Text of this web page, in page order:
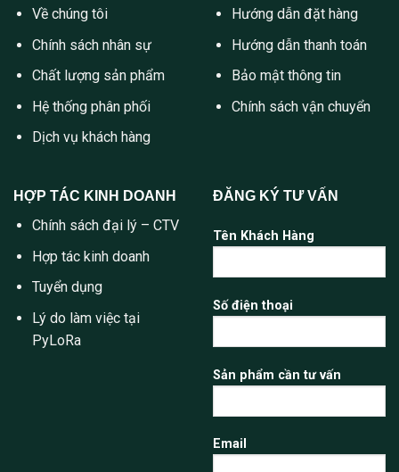
Về chúng tôi
Chính sách nhân sự
Chất lượng sản phẩm
Hệ thống phân phối
Dịch vụ khách hàng
Hướng dẫn đặt hàng
Hướng dẫn thanh toán
Bảo mật thông tin
Chính sách vận chuyển
HỢP TÁC KINH DOANH
Chính sách đại lý – CTV
Hợp tác kinh doanh
Tuyển dụng
Lý do làm việc tại
PyLoRa
ĐĂNG KÝ TƯ VẤN
Tên Khách Hàng
Số điện thoại
Sản phẩm cần tư vấn
Email